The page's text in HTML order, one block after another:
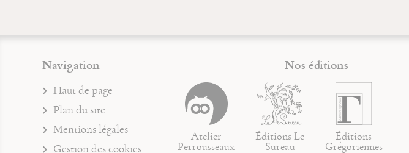
Navigation
Haut de page
Plan du site
Mentions légales
Gestion des cookies
Nos éditions
Atelier
Perrousseaux
Éditions Le
Sureau
Éditions
Grégoriennes